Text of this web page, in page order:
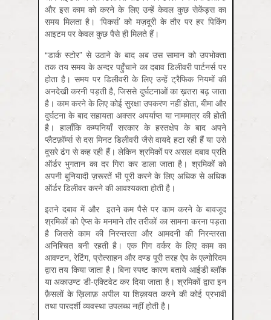
और इस काम को करने के लिए उन्हें केवल कुछ सेकेंड्स का
समय मिलता है। ‘पिकर्स’ को मज़दूरी के तौर पर हर पिकिंग
आइटम पर केवल कुछ पैसे ही मिलते हैं।
“डार्क स्टोर” से उठाने के बाद अब उस सामान को उपभोक्ता
तक तय समय के अन्दर पहुँचाने का दबाव डिलीवरी पार्टनर्स पर
होता है। समय पर डिलीवरी के लिए उन्हें ट्रैफिक नियमों की
अनदेखी करनी पड़ती है, जिससे दुर्घटनाओं का ख़तरा बढ़ जाता
है। काम करने के लिए कोई सुरक्षा उपकरण नहीं होता, बीमा और
दुर्घटना के बाद सहायता अक्सर अपर्याप्त या नाममात्र की होती
है। हालाँकि कम्पनियाँ सरकार के हस्तक्षेप के बाद अपने
प्लैटफ़ॉर्म्स से दस मिनट डिलीवरी जैसे वायदे हटा रही हैं या उसे
दूसरे ढंग से कह रही हैं। लेकिन श्रमिकों पर असल दबाव प्रति
ऑर्डर भुगतान का दर गिरा कर डाला जाता है। श्रमिकों को
अपनी बुनियादी ज़रूरतें भी पूरी करने के लिए अधिक से अधिक
ऑर्डर डिलीवर करने की आवश्यकता होती है।
इतने दबाव में और इतने कम पैसे पर काम करने के बावजूद
श्रमिकों को ऐप्स के मनमाने तौर तरीकों का सामना करना पड़ता
है जिससे काम की निरन्तरता और आमदनी की निरन्तरता
अनिश्चित बनी रहती है। एक गिग वर्कर के लिए काम का
आवण्टन, रेटिंग, प्रोत्साहन और दण्ड पूरी तरह ऐप के एल्गोरिदम
द्वारा तय किया जाता है। बिना स्पष्ट कारण बताये आईडी ब्लॉक
या अकाउण्ट डी-एक्टिवेट कर दिया जाता है। श्रमिकों द्वारा इन
फ़ैसलों के ख़िलाफ़ अपील या शिक़ायत करने की कोई प्रभावी
तथा पारदर्शी व्यवस्था उपलब्ध नहीं होती है।